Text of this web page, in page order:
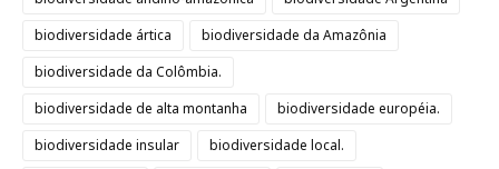
biodiversidade ártica
biodiversidade da Amazônia
biodiversidade da Colômbia.
biodiversidade de alta montanha
biodiversidade européia.
biodiversidade insular
biodiversidade local.